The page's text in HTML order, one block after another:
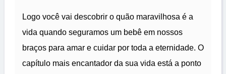
Logo você vai descobrir o quão maravilhosa é a
vida quando seguramos um bebê em nossos
braços para amar e cuidar por toda a eternidade. O
capítulo mais encantador da sua vida está a ponto